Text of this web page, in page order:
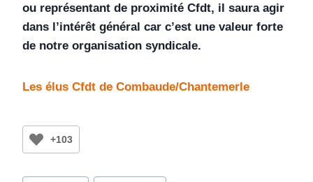
ou représentant de proximité Cfdt, il saura agir
dans l’intérêt général car c’est une valeur forte
de notre organisation syndicale.
Les élus Cfdt de Combaude/Chantemerle
+103